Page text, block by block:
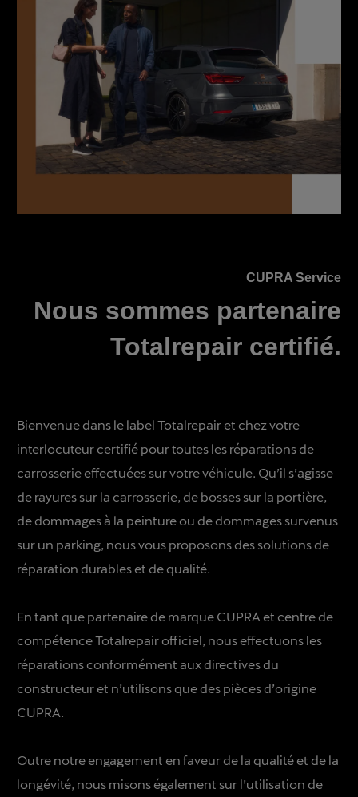
CUPRA Service
Nous sommes partenaire
Totalrepair certifié.
Bienvenue dans le label Totalrepair et chez votre
interlocuteur certifié pour toutes les réparations de
carrosserie effectuées sur votre véhicule. Qu’il s’agisse
de rayures sur la carrosserie, de bosses sur la portière,
de dommages à la peinture ou de dommages survenus
sur un parking, nous vous proposons des solutions de
réparation durables et de qualité.
En tant que partenaire de marque CUPRA et centre de
compétence Totalrepair officiel, nous effectuons les
réparations conformément aux directives du
constructeur et n’utilisons que des pièces d’origine
CUPRA.
Outre notre engagement en faveur de la qualité et de la
longévité, nous misons également sur l’utilisation de